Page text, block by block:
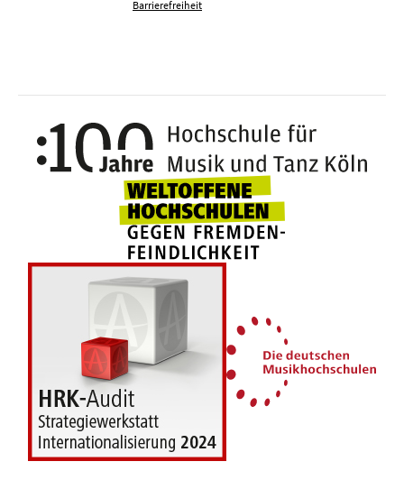
Barrierefreiheit